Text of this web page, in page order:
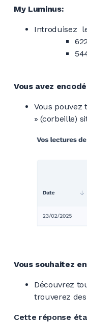
My Luminus:
Introduisez
Vous avez
Vous pouvez
» (corbeille)
Vous souhaitez
Découvrez
trouverez
Cette réponse